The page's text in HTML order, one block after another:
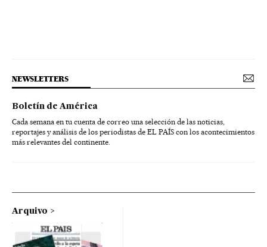
NEWSLETTERS
Boletín de América
Cada semana en tu cuenta de correo una selección de las noticias,
reportajes y análisis de los periodistas de EL PAÍS con los acontecimientos
más relevantes del continente.
Arquivo